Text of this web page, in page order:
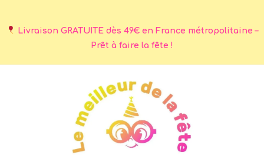
Livraison GRATUITE dès 49€ en France métropolitaine –
Prêt à faire la fête !